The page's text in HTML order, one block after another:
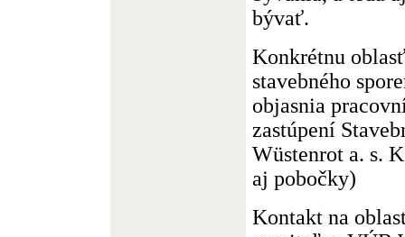
bývať.
Konkrétnu
stavebného
objasnia
zastúpení
Wüstenrot a. s.
aj pobočky)
Kontakt na